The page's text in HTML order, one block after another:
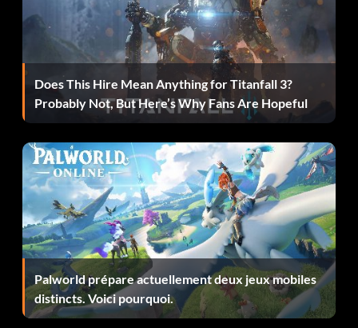
Entrez « manineedadate » comme code.
Skate as zombie:
Entrez le code « suckstobedead ».
Skate as anchorman:
Entrez « newshound » comme code.
Skate as twin:
Entrez « badverybad » comme code.
Does This Hire Mean Anything for Titanfall 3?
Probably Not, But Here’s Why Fans Are Hopeful
Palworld prépare actuellement deux jeux mobiles
distincts. Voici pourquoi.